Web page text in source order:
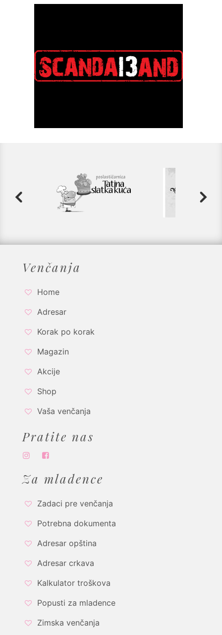
Venčanja
Home
Adresar
Korak po korak
Magazin
Akcije
Shop
Vaša venčanja
Pratite nas
Za mladence
Zadaci pre venčanja
Potrebna dokumenta
Adresar opština
Adresar crkava
Kalkulator troškova
Popusti za mladence
Zimska venčanja